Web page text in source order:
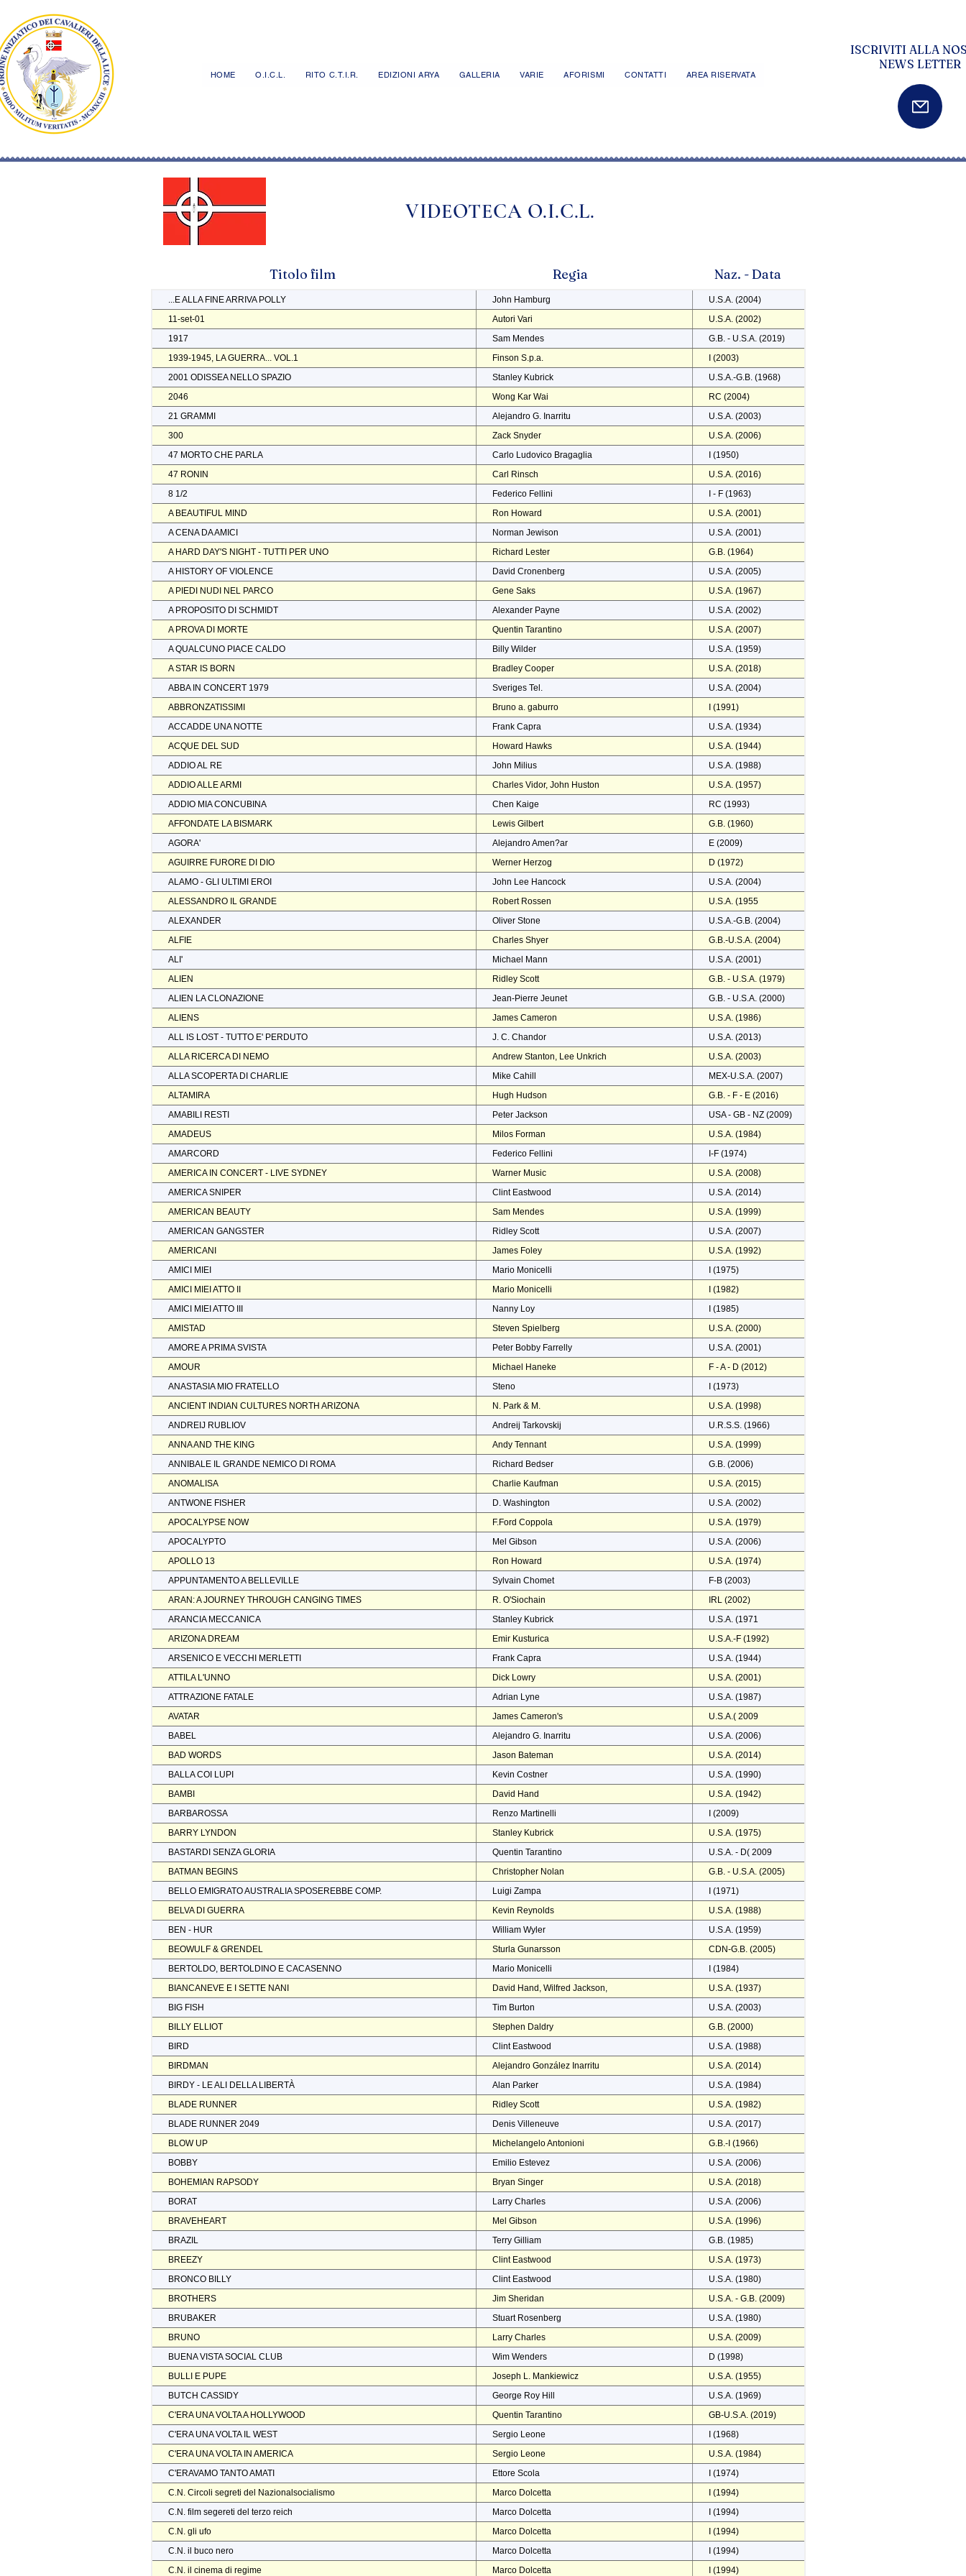
HOME O.I.C.L. RITO C.T.I.R. EDIZIONI ARYA GALLERIA VARIE AFORISMI CONTATTI AREA RISERVATA
ISCRIVITI ALLA
NEWS LETTER
VIDEOTECA O.I.C.L.
Titolo film Regia Naz. - Data
...E ALLA FINE ARRIVA POLLY John Hamburg
U.S.A. (2004)
11-set-01
Autori Vari
U.S.A. (2002)
1917
Sam Mendes
G.B. - U.S.A. (2019)
1939-1945, LA GUERRA... VOL.1
Finson S.p.a.
I (2003)
2001 ODISSEA NELLO SPAZIO
Stanley Kubrick
U.S.A.-G.B. (1968)
2046
Wong Kar Wai
RC (2004)
21 GRAMMI
Alejandro G. Inarritu
U.S.A. (2003)
300
Zack Snyder
U.S.A. (2006)
47 MORTO CHE PARLA
Carlo Ludovico Bragaglia
I (1950)
47 RONIN
Carl Rinsch
U.S.A. (2016)
8 1/2
Federico Fellini
I - F (1963)
A BEAUTIFUL MIND
Ron Howard
U.S.A. (2001)
A CENA DA AMICI
Norman Jewison
U.S.A. (2001)
A HARD DAY'S NIGHT - TUTTI PER UNO
Richard Lester
G.B. (1964)
A HISTORY OF VIOLENCE
David Cronenberg
U.S.A. (2005)
A PIEDI NUDI NEL PARCO
Gene Saks
U.S.A. (1967)
A PROPOSITO DI SCHMIDT
Alexander Payne
U.S.A. (2002)
A PROVA DI MORTE
Quentin Tarantino
U.S.A. (2007)
A QUALCUNO PIACE CALDO
Billy Wilder
U.S.A. (1959)
A STAR IS BORN
Bradley Cooper
U.S.A. (2018)
ABBA IN CONCERT 1979
Sveriges Tel.
U.S.A. (2004)
ABBRONZATISSIMI
Bruno a. gaburro
I (1991)
ACCADDE UNA NOTTE
Frank Capra
U.S.A. (1934)
ACQUE DEL SUD
Howard Hawks
U.S.A. (1944)
ADDIO AL RE
John Milius
U.S.A. (1988)
ADDIO ALLE ARMI
Charles Vidor, John Huston
U.S.A. (1957)
ADDIO MIA CONCUBINA
Chen Kaige
RC (1993)
AFFONDATE LA BISMARK
Lewis Gilbert
G.B. (1960)
AGORA'
Alejandro Amen?ar
E (2009)
AGUIRRE FURORE DI DIO
Werner Herzog
D (1972)
ALAMO - GLI ULTIMI EROI
John Lee Hancock
U.S.A. (2004)
ALESSANDRO IL GRANDE
Robert Rossen
U.S.A. (1955
ALEXANDER
Oliver Stone
U.S.A.-G.B. (2004)
ALFIE
Charles Shyer
G.B.-U.S.A. (2004)
ALI'
Michael Mann
U.S.A. (2001)
ALIEN
Ridley Scott
G.B. - U.S.A. (1979)
ALIEN LA CLONAZIONE
Jean-Pierre Jeunet
G.B. - U.S.A. (2000)
ALIENS
James Cameron
U.S.A. (1986)
ALL IS LOST - TUTTO E' PERDUTO
J. C. Chandor
U.S.A. (2013)
ALLA RICERCA DI NEMO
Andrew Stanton, Lee Unkrich
U.S.A. (2003)
ALLA SCOPERTA DI CHARLIE
Mike Cahill
MEX-U.S.A. (2007)
ALTAMIRA
Hugh Hudson
G.B. - F - E (2016)
AMABILI RESTI
Peter Jackson
USA - GB - NZ (2009)
AMADEUS
Milos Forman
U.S.A. (1984)
AMARCORD
Federico Fellini
I-F (1974)
AMERICA IN CONCERT - LIVE SYDNEY
Warner Music
U.S.A. (2008)
AMERICA SNIPER
Clint Eastwood
U.S.A. (2014)
AMERICAN BEAUTY
Sam Mendes
U.S.A. (1999)
AMERICAN GANGSTER
Ridley Scott
U.S.A. (2007)
AMERICANI
James Foley
U.S.A. (1992)
AMICI MIEI
Mario Monicelli
I (1975)
AMICI MIEI ATTO II
Mario Monicelli
I (1982)
AMICI MIEI ATTO III
Nanny Loy
I (1985)
AMISTAD
Steven Spielberg
U.S.A. (2000)
AMORE A PRIMA SVISTA
Peter Bobby Farrelly
U.S.A. (2001)
AMOUR
Michael Haneke
F - A - D (2012)
ANASTASIA MIO FRATELLO
Steno
I (1973)
ANCIENT INDIAN CULTURES NORTH ARIZONA
N. Park & M.
U.S.A. (1998)
ANDREIJ RUBLIOV
Andreij Tarkovskij
U.R.S.S. (1966)
ANNA AND THE KING
Andy Tennant
U.S.A. (1999)
ANNIBALE IL GRANDE NEMICO DI ROMA
Richard Bedser
G.B. (2006)
ANOMALISA
Charlie Kaufman
U.S.A. (2015)
ANTWONE FISHER
D. Washington
U.S.A. (2002)
APOCALYPSE NOW
F.Ford Coppola
U.S.A. (1979)
APOCALYPTO
Mel Gibson
U.S.A. (2006)
APOLLO 13
Ron Howard
U.S.A. (1974)
APPUNTAMENTO A BELLEVILLE
Sylvain Chomet
F-B (2003)
ARAN: A JOURNEY THROUGH CANGING TIMES
R. O'Siochain
IRL (2002)
ARANCIA MECCANICA
Stanley Kubrick
U.S.A. (1971
ARIZONA DREAM
Emir Kusturica
U.S.A.-F (1992)
ARSENICO E VECCHI MERLETTI
Frank Capra
U.S.A. (1944)
ATTILA L'UNNO
Dick Lowry
U.S.A. (2001)
ATTRAZIONE FATALE
Adrian Lyne
U.S.A. (1987)
AVATAR
James Cameron's
U.S.A.( 2009
BABEL
Alejandro G. Inarritu
U.S.A. (2006)
BAD WORDS
Jason Bateman
U.S.A. (2014)
BALLA COI LUPI
Kevin Costner
U.S.A. (1990)
BAMBI
David Hand
U.S.A. (1942)
BARBAROSSA
Renzo Martinelli
I (2009)
BARRY LYNDON
Stanley Kubrick
U.S.A. (1975)
BASTARDI SENZA GLORIA
Quentin Tarantino
U.S.A. - D( 2009
BATMAN BEGINS
Christopher Nolan
G.B. - U.S.A. (2005)
BELLO EMIGRATO AUSTRALIA SPOSEREBBE COMP.
Luigi Zampa
I (1971)
BELVA DI GUERRA
Kevin Reynolds
U.S.A. (1988)
BEN - HUR
William Wyler
U.S.A. (1959)
BEOWULF & GRENDEL
Sturla Gunarsson
CDN-G.B. (2005)
BERTOLDO, BERTOLDINO E CACASENNO
Mario Monicelli
I (1984)
BIANCANEVE E I SETTE NANI
David Hand, Wilfred Jackson,
U.S.A. (1937)
BIG FISH
Tim Burton
U.S.A. (2003)
BILLY ELLIOT
Stephen Daldry
G.B. (2000)
BIRD
Clint Eastwood
U.S.A. (1988)
BIRDMAN
Alejandro González Inarritu
U.S.A. (2014)
BIRDY - LE ALI DELLA LIBERTÀ
Alan Parker
U.S.A. (1984)
BLADE RUNNER
Ridley Scott
U.S.A. (1982)
BLADE RUNNER 2049
Denis Villeneuve
U.S.A. (2017)
BLOW UP
Michelangelo Antonioni
G.B.-I (1966)
BOBBY
Emilio Estevez
U.S.A. (2006)
BOHEMIAN RAPSODY
Bryan Singer
U.S.A. (2018)
BORAT
Larry Charles
U.S.A. (2006)
BRAVEHEART
Mel Gibson
U.S.A. (1996)
BRAZIL
Terry Gilliam
G.B. (1985)
BREEZY
Clint Eastwood
U.S.A. (1973)
BRONCO BILLY
Clint Eastwood
U.S.A. (1980)
BROTHERS
Jim Sheridan
U.S.A. - G.B. (2009)
BRUBAKER
Stuart Rosenberg
U.S.A. (1980)
BRUNO
Larry Charles
U.S.A. (2009)
BUENA VISTA SOCIAL CLUB
Wim Wenders
D (1998)
BULLI E PUPE
Joseph L. Mankiewicz
U.S.A. (1955)
BUTCH CASSIDY
George Roy Hill
U.S.A. (1969)
C'ERA UNA VOLTA A HOLLYWOOD
Quentin Tarantino
GB-U.S.A. (2019)
C'ERA UNA VOLTA IL WEST
Sergio Leone
I (1968)
C'ERA UNA VOLTA IN AMERICA
Sergio Leone
U.S.A. (1984)
C'ERAVAMO TANTO AMATI
Ettore Scola
I (1974)
C.N. Circoli segreti del Nazionalsocialismo
Marco Dolcetta
I (1994)
C.N. film segereti del terzo reich
Marco Dolcetta
I (1994)
C.N. gli ufo
Marco Dolcetta
I (1994)
C.N. il buco nero
Marco Dolcetta
I (1994)
C.N. il cinema di regime
Marco Dolcetta I (1994)